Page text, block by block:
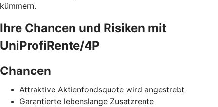
kümmern.
Ihre Chancen und Risiken mit
UniProfiRente/4P
Chancen
Attraktive Aktienfondsquote wird angestrebt
Garantierte lebenslange Zusatzrente